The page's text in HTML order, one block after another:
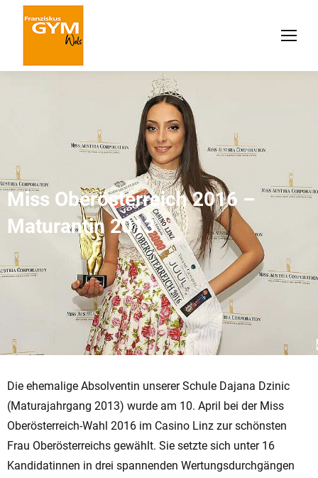
Miss Oberösterreich 2016 –
Maturantin 2013
Die ehemalige Absolventin unserer Schule Dajana Dzinic
(Maturajahrgang 2013) wurde am 10. April bei der Miss
Oberösterreich-Wahl 2016 im Casino Linz zur schönsten
Frau Oberösterreichs gewählt. Sie setzte sich unter 16
Kandidatinnen in drei spannenden Wertungsdurchgängen